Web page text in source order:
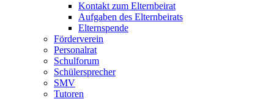
Kontakt zum Elternbeirat
Aufgaben des Elternbeirats
Elternspende
Förderverein
Personalrat
Schulforum
Schülersprecher
SMV
Tutoren